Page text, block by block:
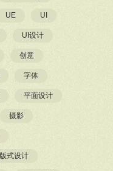
UE UI
UI设计
创意
字体
平面设计
摄影
版式设计